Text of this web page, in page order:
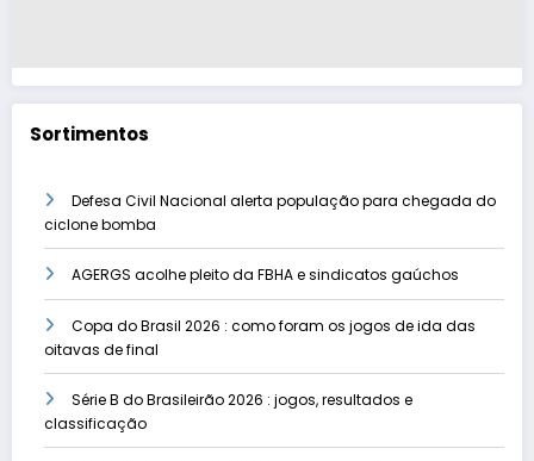
Sortimentos
Defesa Civil Nacional alerta população para chegada do
ciclone bomba
AGERGS acolhe pleito da FBHA e sindicatos gaúchos
Copa do Brasil 2026 : como foram os jogos de ida das
oitavas de final
Série B do Brasileirão 2026 : jogos, resultados e
classificação